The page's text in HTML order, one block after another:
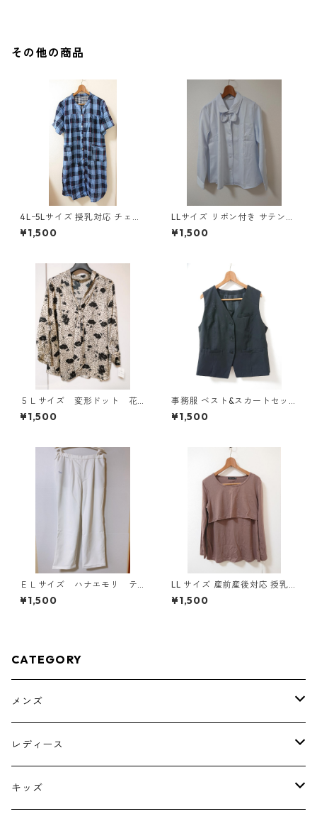
その他の商品
4Lｰ5Lサイズ 授乳対応 チェッ
ク柄 半袖ルームウェア マタニ
ティ ブルー系/グレー ◆KIY-1
¥1,500
LLサイズ リボン付き サテン調
シャツブラウス サックス ◆KI
Y-1301◆
¥1,500
５Ｌサイズ 変形ドット 花
柄 ボウタイブラウス オフ
ホワイト KAE-4765
¥1,500
事務服 ベスト&スカートセッ
ト 3L ブラック ◆KIY-1299◆
¥1,500
ＥＬサイズ ハナエモリ テ
ーパードパンツ ナース ホ
ワイト KAE-4159
¥1,500
LL サイズ 産前産後対応 授乳
口付き 長袖シャツ マタニティ
チャコールグレー ◆KIY-1304
¥1,500
CATEGORY
メンズ
トップス
ボトムス
レディース
トップス
キッズ